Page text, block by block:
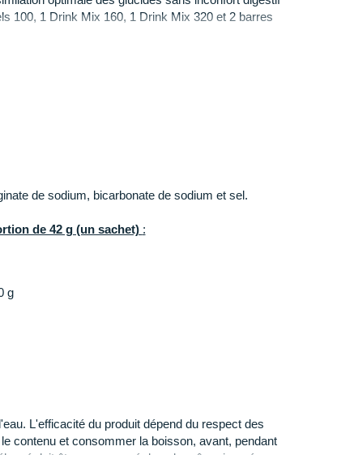
100, 1 Drink Mix 160, 1 Drink Mix 320 et 2 barres
de sodium, bicarbonate de sodium et sel.
de 42 g (un sachet) :
g
L'efficacité du produit dépend du respect des
contenu et consommer la boisson, avant, pendant